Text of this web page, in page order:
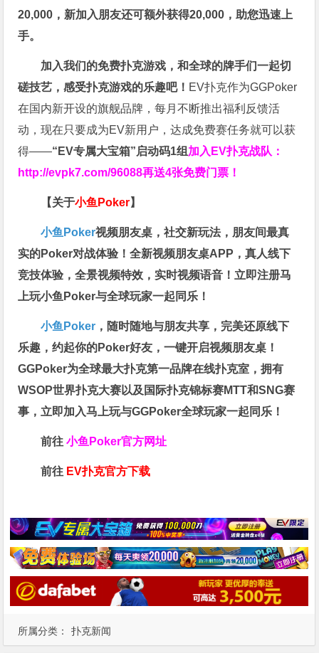
所属分类： 扑克新闻
20,000，新加入朋友还可额外获得20,000，助您迅速上
手。
加入我们的免费扑克游戏，和全球的牌手们一起切
磋技艺，感受扑克游戏的乐趣吧！ EV扑克作为GGPoker
在国内新开设的旗舰品牌，每月不断推出福利反馈活
动，现在只要成为EV新用户，达成免费赛任务就可以获
得——“EV专属大宝箱”启动码1组 加入EV扑克战队：
http://evpk7.com/96088再送4张免费门票！
【关于小鱼Poker】
小鱼Poker视频朋友桌，社交新玩法，朋友间最真
实的Poker对战体验！全新视频朋友桌APP，真人线下
竞技体验，全景视频特效，实时视频语音！立即注册马
上玩小鱼Poker与全球玩家一起同乐！
小鱼Poker ，随时随地与朋友共享，完美还原线下
乐趣，约起你的Poker好友，一键开启视频朋友桌！
GGPoker为全球最大扑克第一品牌在线扑克室，拥有
WSOP世界扑克大赛以及国际扑克锦标赛MTT和SNG赛
事，立即加入马上玩与GGPoker全球玩家一起同乐！
前往小鱼Poker官方网址
前往 EV扑克官方下载